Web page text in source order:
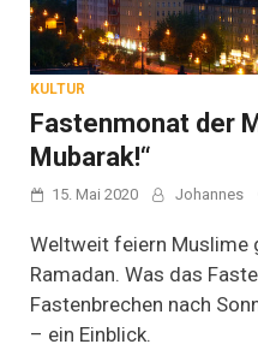
KULTUR
Fastenmonat der
Mubarak!“
15. Mai 2020 Johannes
Weltweit feiern Muslime
Ramadan. Was das
Fastenbrechen nach
– ein Einblick.